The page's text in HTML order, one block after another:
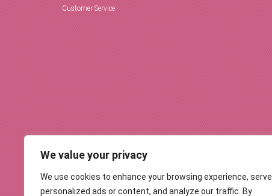
We value your privacy
We use cookies to enhance your browsing experience, serve
personalized ads or content, and analyze our traffic. By
Customer Service